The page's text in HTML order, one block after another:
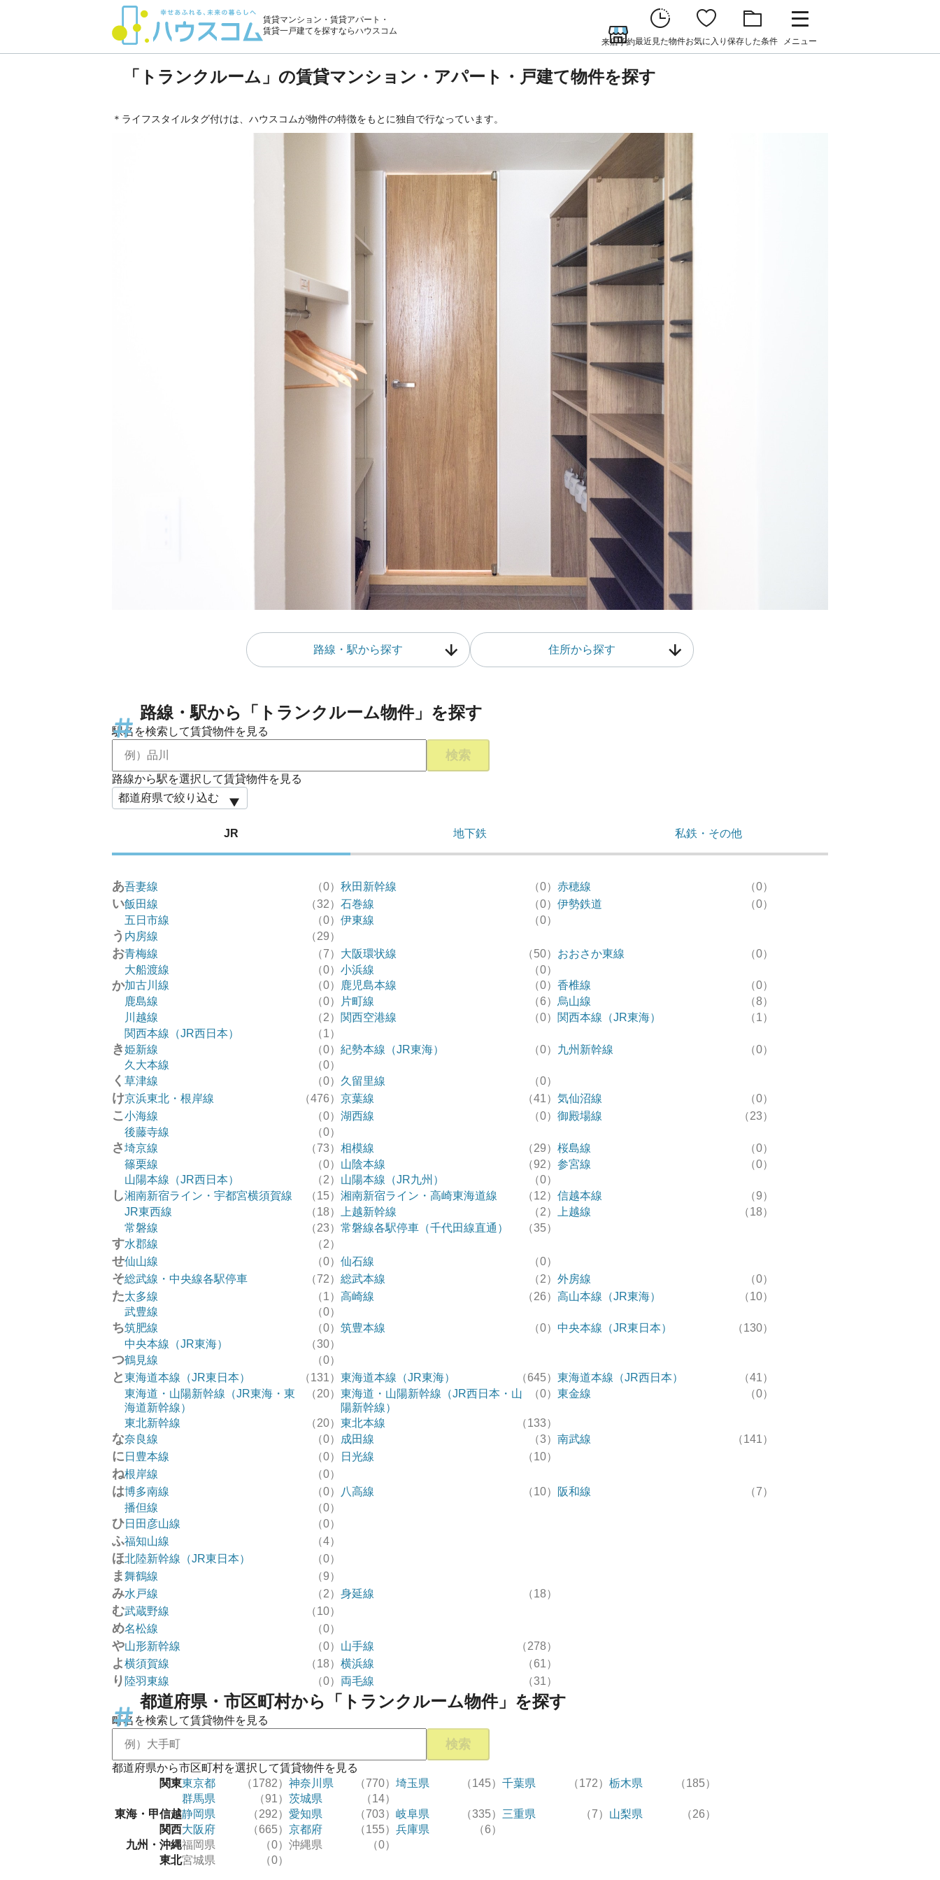
賃貸マンション・賃貸アパート・
賃貸一戸建てを探すならハウスコム
来店予約最近見た物件お気に入り 保存した条件 メニュー
「トランクルーム」の賃貸マンション・アパート・戸建て物件を探す
＊ライフスタイルタグ付けは、ハウスコムが物件の特徴をもとに独自で行なっています。
路線・駅から探す 住所から探す
路線・駅から「トランクルーム物件」を探す
駅名を検索して賃貸物件を見る
検索
路線から駅を選択して賃貸物件を見る
JR 地下鉄 私鉄・その他
あ吾妻線 （0）秋田新幹線 （0） 赤穂線 （0）
い飯田線 （32）石巻線 （0） 伊勢鉄道
（0）
五日市線
（0）伊東線 （0）
う 内房線 （29）
お青梅線 （7） 大阪環状線 （50） おおさか東線
（0）
大船渡線
（0）小浜線 （0）
か加古川線 （0） 鹿児島本線 （0） 香椎線
（0）
鹿島線
（0） 片町線 （6） 烏山線
（8）
川越線
（2） 関西空港線 （0） 関西本線（JR東海）
（1）
関西本線（JR西日本）
（1）
き姫新線 （0）紀勢本線（JR東海） （0） 九州新幹線
（0）
久大本線
（0）
く 草津線 （0） 久留里線 （0）
け京浜東北・根岸線 （476）京葉線 （41） 気仙沼線 （0）
こ小海線 （0）湖西線 （0） 御殿場線
（23）
後藤寺線
（0）
さ埼京線 （73）相模線 （29） 桜島線
（0）
篠栗線
（0） 山陰本線 （92） 参宮線
（0）
山陽本線（JR西日本）
（2） 山陽本線（JR九州） （0）
し湘南新宿ライン・宇都宮横須賀線 （15）湘南新宿ライン・高崎東海道線 （12） 信越本線
（9）
JR東西線
（18） 上越新幹線 （2） 上越線
（18）
常磐線
（23）常磐線各駅停車（千代田線直通） （35）
す水郡線 （2）
せ仙山線 （0）仙石線 （0）
そ総武線・中央線各駅停車 （72）総武本線 （2） 外房線 （0）
た太多線 （1）高崎線 （26） 高山本線（JR東海）
（10）
武豊線
（0）
ち筑肥線 （0）筑豊本線 （0） 中央本線（JR東日本）
（130）
中央本線（JR東海）
（30）
つ鶴見線 （0）
と東海道本線（JR東日本） （131）東海道本線（JR東海） （645） 東海道本線（JR西日本）
（41）
東海道・山陽新幹線（JR東海・東
海道新幹線）
（20）東海道・山陽新幹線（JR西日本・山
陽新幹線）
（0） 東金線 （0）
東北新幹線 （20）東北本線 （133）
な奈良線 （0） 成田線 （3） 南武線 （141）
に 日豊本線 （0） 日光線 （10）
ね根岸線 （0）
は博多南線 （0） 八高線 （10） 阪和線
（7）
播但線
（0）
ひ日田彦山線 （0）
ふ福知山線 （4）
ほ北陸新幹線（JR東日本） （0）
ま舞鶴線 （9）
み水戸線 （2）身延線 （18）
む武蔵野線 （10）
め名松線 （0）
や山形新幹線 （0） 山手線 （278）
よ横須賀線 （18）横浜線 （61）
り 陸羽東線 （0） 両毛線 （31）
都道府県・市区町村から「トランクルーム物件」を探す
町名を検索して賃貸物件を見る
検索
都道府県から市区町村を選択して賃貸物件を見る
関東東京都 （1782） 神奈川県 （770） 埼玉県 （145）千葉県 （172）栃木県
（185）
群馬県
（91） 茨城県
（14）
東海・甲信越静岡県 （292） 愛知県 （703） 岐阜県 （335） 三重県 （7） 山梨県
（26）
関西大阪府 （665） 京都府 （155） 兵庫県
（6）
九州・沖縄福岡県 （0） 沖縄県
（0）
東北宮城県 （0）